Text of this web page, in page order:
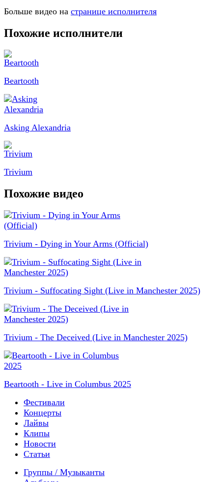
Больше видео на странице исполнителя
Похожие исполнители
Beartooth
Asking Alexandria
Trivium
Похожие видео
Trivium - Dying in Your Arms (Official)
Trivium - Suffocating Sight (Live in Manchester 2025)
Trivium - The Deceived (Live in Manchester 2025)
Beartooth - Live in Columbus 2025
Фестивали
Концерты
Лайвы
Клипы
Новости
Статьи
Группы / Музыканты